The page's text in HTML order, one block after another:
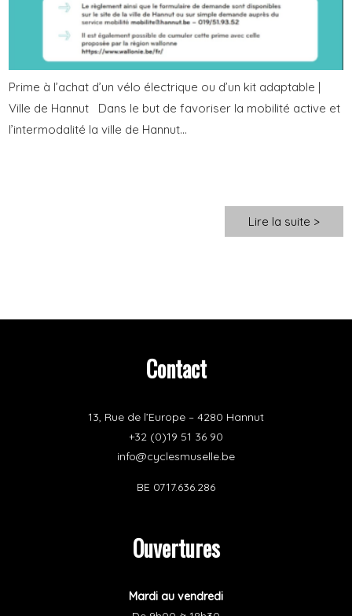
Prime à l’achat d’un vélo électrique ou d’un kit adaptable |
Ville de Hannut Dans le but de favoriser la mobilité active et
l’intermodalité la ville de Hannut...
Lire la suite >
Contact
13, Rue de l’Europe – 4280 Hannut
+32 (0)19 51 36 90
info@cyclesmuselle.be
BE 0717.636.286
Ouvertures
Mardi au vendredi